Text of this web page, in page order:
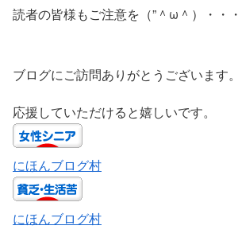
読者の皆様もご注意を（”＾ω＾）・・・
ブログにご訪問ありがとうございます。
応援していただけると嬉しいです。
にほんブログ村
にほんブログ村